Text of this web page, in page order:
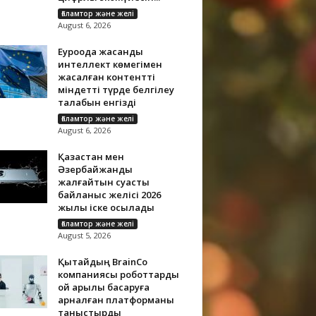
Ғаламтор және желі
August 6, 2026
Еуроодақ жасанды
интеллект көмегімен
жасалған контентті
міндетті түрде белгілеу
талабын енгізді
Ғаламтор және желі
August 6, 2026
Қазақстан мен
Әзербайжанды
жалғайтын суасты
байланыс желісі 2026
жылы іске қосылады
Ғаламтор және желі
August 5, 2026
Қытайдың BrainCo
компаниясы роботтарды
ой арқылы басқаруға
арналған платформаны
таныстырды